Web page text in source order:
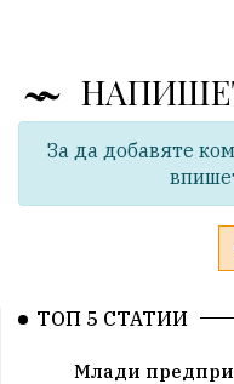
За да добавяте
ТОП 5 СТАТИИ
Млади